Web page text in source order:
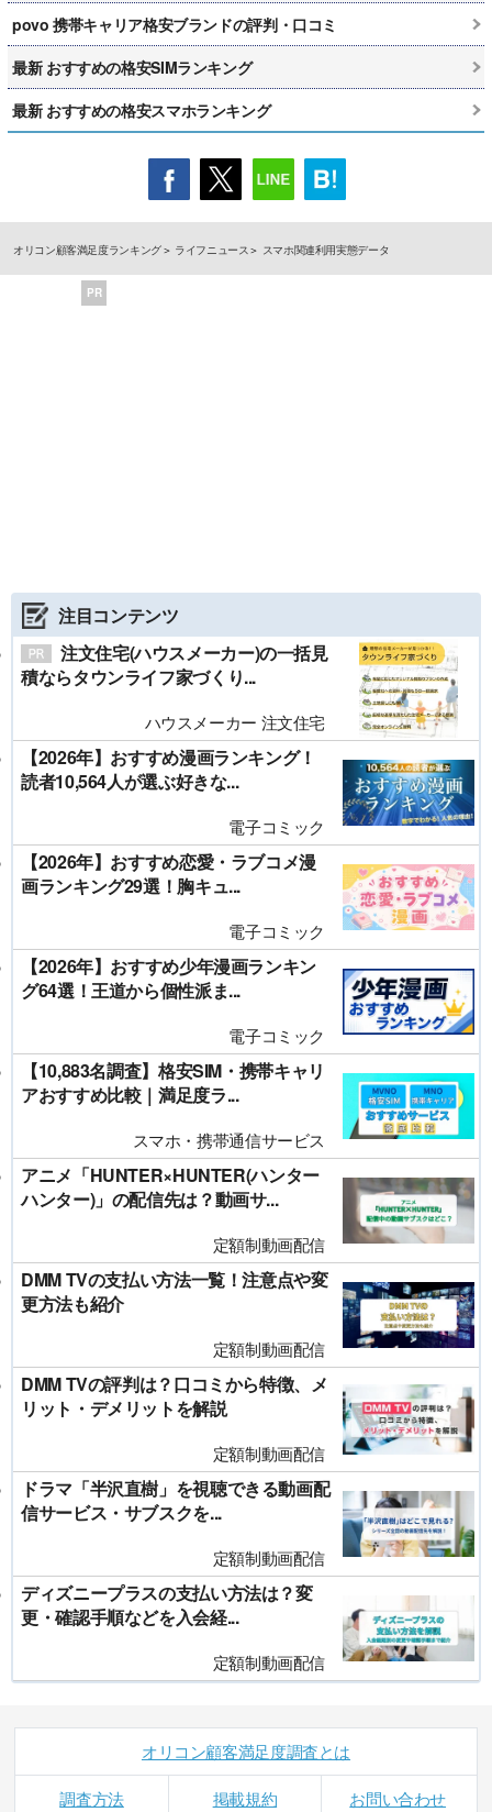
povo 携帯キャリア格安ブランドの評判・口コミ
最新 おすすめの格安SIMランキング
最新 おすすめの格安スマホランキング
オリコン顧客満足度ランキング ライフニュース スマホ関連利用実態データ
PR
注目コンテンツ
注文住宅(ハウスメーカー)の一括見
積ならタウンライフ家づくり...
ハウスメーカー 注文住宅
【2026年】おすすめ漫画ランキング！
読者10,564人が選ぶ好きな...
電子コミック
【2026年】おすすめ恋愛・ラブコメ漫
画ランキング29選！胸キュ...
電子コミック
【2026年】おすすめ少年漫画ランキン
グ64選！王道から個性派ま...
電子コミック
【10,883名調査】格安SIM・携帯キャリ
アおすすめ比較｜満足度ラ...
スマホ・携帯通信サービス
アニメ「HUNTER×HUNTER(ハンター
ハンター)」の配信先は？動画サ...
定額制動画配信
DMM TVの支払い方法一覧！注意点や変
更方法も紹介
定額制動画配信
DMM TVの評判は？口コミから特徴、メ
リット・デメリットを解説
定額制動画配信
ドラマ「半沢直樹」を視聴できる動画配
信サービス・サブスクを...
定額制動画配信
ディズニープラスの支払い方法は？変
更・確認手順などを入会経...
定額制動画配信
オリコン顧客満足度調査とは
調査方法 掲載規約 お問い合わせ